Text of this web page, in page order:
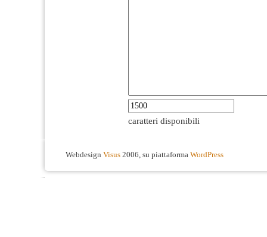
caratteri disponibili
Webdesign Visus 2006, su piattaforma WordPress